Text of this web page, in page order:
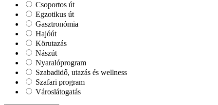
Csoportos út
Egzotikus út
Gasztronómia
Hajóút
Körutazás
Nászút
Nyaralóprogram
Szabadidő, utazás és wellness
Szafari program
Városlátogatás